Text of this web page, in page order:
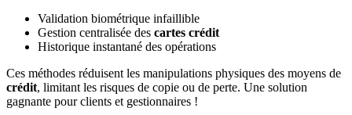
Validation biométrique infaillible
Gestion centralisée des cartes crédit
Historique instantané des opérations
Ces méthodes réduisent les manipulations physiques des moyens de
crédit, limitant les risques de copie ou de perte. Une solution
gagnante pour clients et gestionnaires !